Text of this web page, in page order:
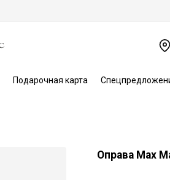
Подарочная карта
Оправа Max